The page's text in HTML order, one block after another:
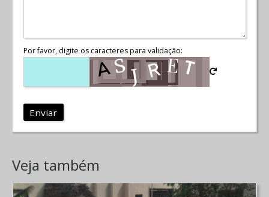
Por favor, digite os caracteres para validação:
Enviar
Veja também